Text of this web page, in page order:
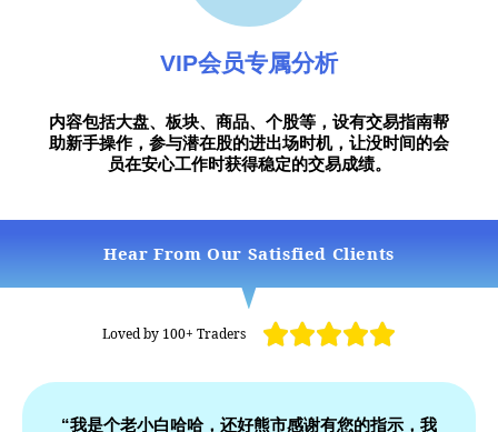
VIP会员专属分析
内容包括大盘、板块、商品、个股等，设有交易指南帮
助新手操作，参与潜在股的进出场时机，让没时间的会
员在安心工作时获得稳定的交易成绩。
Hear From Our Satisfied Clients
Loved by 100+ Traders 
“我是个老小白哈哈，还好熊市感谢有您的指示，我